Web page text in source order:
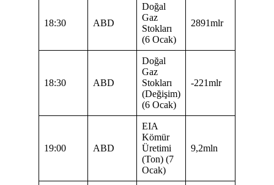
18:30 ABD
Doğal
Gaz
Stokları
(6 Ocak)
2891mlr
18:30 ABD
Doğal
Gaz
Stokları
(Değişim)
(6 Ocak)
-221mlr
19:00 ABD
EIA
Kömür
Üretimi
(Ton) (7
Ocak)
9,2mln